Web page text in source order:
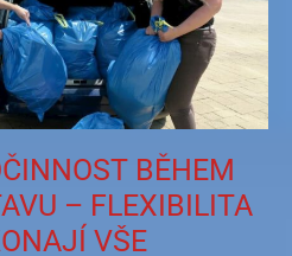
BĚHEM
– FLEXIBILITA
VŠE